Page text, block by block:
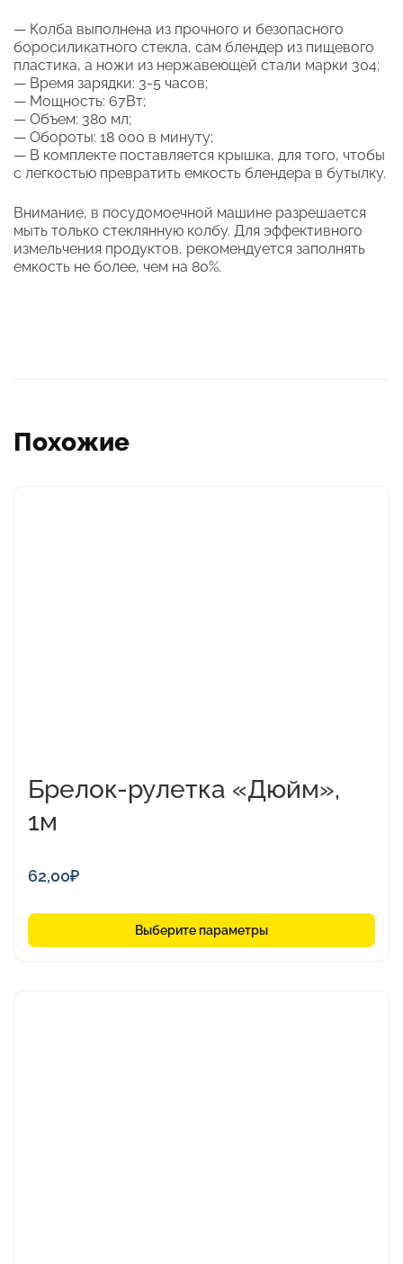
— Колба выполнена из прочного и безопасного
боросиликатного стекла, сам блендер из пищевого
пластика, а ножи из нержавеющей стали марки 304;
— Время зарядки: 3-5 часов;
— Мощность: 67Вт;
— Объем: 380 мл;
— Обороты: 18 000 в минуту;
— В комплекте поставляется крышка, для того, чтобы
с легкостью превратить емкость блендера в бутылку.
Внимание, в посудомоечной машине разрешается
мыть только стеклянную колбу. Для эффективного
измельчения продуктов, рекомендуется заполнять
емкость не более, чем на 80%.
Похожие
Брелок-рулетка «Дюйм»,
1м
62,00₽
Выберите параметры